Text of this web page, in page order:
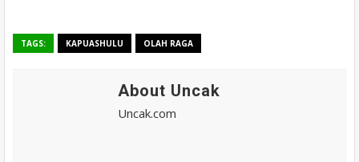
TAGS: KAPUASHULU OLAH RAGA
About Uncak
Uncak.com